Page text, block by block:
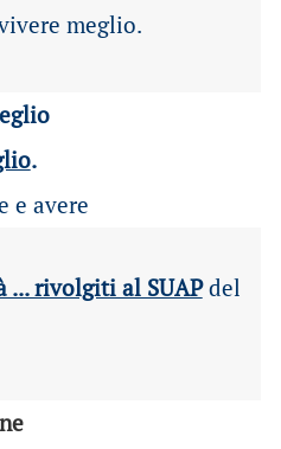
meglio.
.
e avere
rivolgiti al SUAPdel